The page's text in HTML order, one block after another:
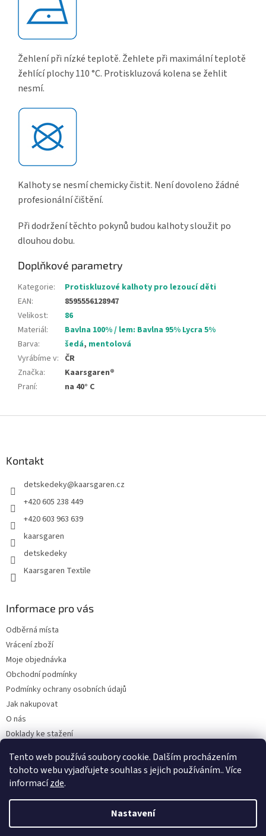
Tento web používá soubory cookie. Dalším procházením
tohoto webu vyjadřujete souhlas s jejich používáním.. Více
informacízde.
Nastavení
Žehlení při nízké teplotě. Žehlete při maximální teplotě
žehlící plochy 110 °C. Protiskluzová kolena se žehlit
nesmí.
Kalhoty se nesmí chemicky čistit. Není dovoleno žádné
profesionální čištění.
Při dodržení těchto pokynů budou kalhoty sloužit po
dlouhou dobu.
Doplňkové parametry
Kategorie:
Protiskluzové kalhoty pro lezoucí děti
EAN:
8595556128947
Velikost:
86
Materiál:
Bavlna 100% / lem: Bavlna 95% Lycra 5%
Barva: šedá, mentolová
Vyrábíme v: ČR
Značka:
Kaarsgaren®
Praní: na 40° C
Kontakt
detskedeky@kaarsgaren.cz
+420 605 238 449
+420 603 963 639
kaarsgaren
detskedeky
Kaarsgaren Textile
Informace pro vás
Odběrná místa
Vrácení zboží
Moje objednávka
Obchodní podmínky
Podmínky ochrany osobních údajů
Jak nakupovat
O nás
Doklady ke stažení
Velkoobchod
Vytvořil Shoptet